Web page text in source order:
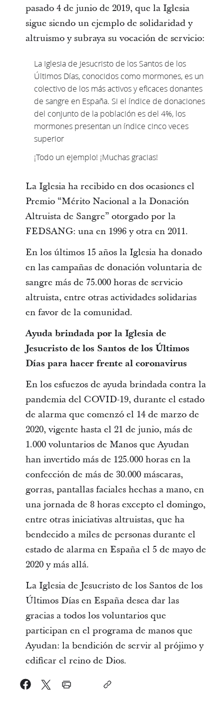
pasado 4 de junio de 2019, que la Iglesia
sigue siendo un ejemplo de solidaridad y
altruismo y subraya su vocación de servicio:
La Iglesia de Jesucristo de los Santos de los
Últimos Días, conocidos como mormones, es un
colectivo de los más activos y eficaces donantes
de sangre en España. Si el índice de donaciones
del conjunto de la población es del 4%, los
mormones presentan un índice cinco veces
superior
¡Todo un ejemplo! ¡Muchas gracias!
La Iglesia ha recibido en dos ocasiones el
Premio “Mérito Nacional a la Donación
Altruista de Sangre” otorgado por la
FEDSANG: una en 1996 y otra en 2011.
En los últimos 15 años la Iglesia ha donado
en las campañas de donación voluntaria de
sangre más de 75.000 horas de servicio
altruista, entre otras actividades solidarias
en favor de la comunidad.
Ayuda brindada por la Iglesia de
Jesucristo de los Santos de los Últimos
Días para hacer frente al coronavirus
En los esfuezos de ayuda brindada contra la
pandemia del COVID-19, durante el estado
de alarma que comenzó el 14 de marzo de
2020, vigente hasta el 21 de junio, más de
1.000 voluntarios de Manos que Ayudan
han invertido más de 125.000 horas en la
confección de más de 30.000 máscaras,
gorras, pantallas faciales hechas a mano, en
una jornada de 8 horas excepto el domingo,
entre otras iniciativas altruistas, que ha
bendecido a miles de personas durante el
estado de alarma en España el 5 de mayo de
2020 y más allá.
La Iglesia de Jesucristo de los Santos de los
Últimos Días en España desea dar las
gracias a todos los voluntarios que
participan en el programa de manos que
Ayudan: la bendición de servir al prójimo y
edificar el reino de Dios.